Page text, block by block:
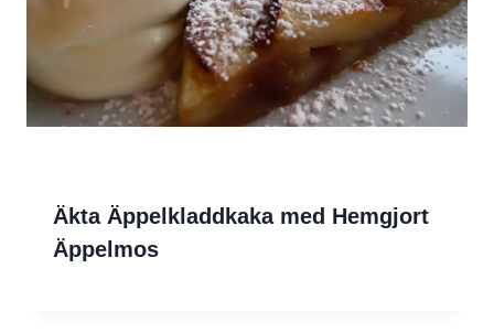
Äkta Äppelkladdkaka med Hemgjort
Äppelmos